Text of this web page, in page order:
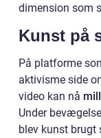
dimension som
Kunst på
På platforme
aktivisme side
video kan nå
Under
blev kunst brugt